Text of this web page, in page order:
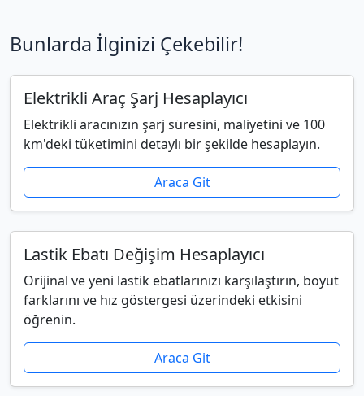
Bunlarda İlginizi Çekebilir!
Elektrikli Araç Şarj Hesaplayıcı
Elektrikli aracınızın şarj süresini, maliyetini ve 100
km'deki tüketimini detaylı bir şekilde hesaplayın.
Araca Git
Lastik Ebatı Değişim Hesaplayıcı
Orijinal ve yeni lastik ebatlarınızı karşılaştırın, boyut
farklarını ve hız göstergesi üzerindeki etkisini
öğrenin.
Araca Git